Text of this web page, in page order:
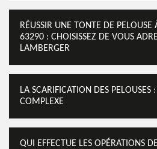
RÉUSSIR UNE TONTE DE
63290 : CHOISISSEZ DE VOUS
LAMBERGER
LA SCARIFICATION DES PELOUSES
COMPLEXE
QUI EFFECTUE LES OPÉRATIONS